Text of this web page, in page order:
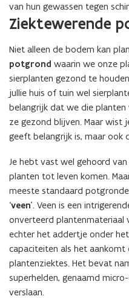
van hun gewassen tegen
Ziektewerende
Niet alleen de bodem kan
potgrond waarin we onze
sierplanten gezond te
jullie huis of tuin wel
belangrijk dat we die
ze gezond blijven. Maar wist
geeft belangrijk is, maar ook
Je hebt vast wel gehoord
planten tot leven komen.
meeste standaard
‘veen’. Veen is een
onverteerd plantenmateriaal
echter het addertje onder
capaciteiten als het
plantenziektes. Het bevat
superhelden, genaamd
verslaan.